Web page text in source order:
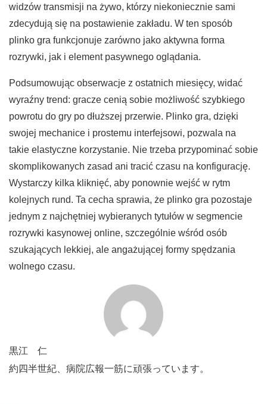
widzów transmisji na żywo, którzy niekoniecznie sami
zdecydują się na postawienie zakładu. W ten sposób
plinko gra funkcjonuje zarówno jako aktywna forma
rozrywki, jak i element pasywnego oglądania.
Podsumowując obserwacje z ostatnich miesięcy, widać
wyraźny trend: gracze cenią sobie możliwość szybkiego
powrotu do gry po dłuższej przerwie. Plinko gra, dzięki
swojej mechanice i prostemu interfejsowi, pozwala na
takie elastyczne korzystanie. Nie trzeba przypominać sobie
skomplikowanych zasad ani tracić czasu na konfigurację.
Wystarczy kilka kliknięć, aby ponownie wejść w rytm
kolejnych rund. Ta cecha sprawia, że plinko gra pozostaje
jednym z najchętniej wybieranych tytułów w segmencie
rozrywki kasynowej online, szczególnie wśród osób
szukających lekkiej, ale angażującej formy spędzania
wolnego czasu.
黒江 仁
約四半世紀、病院広報一筋に頑張っています。